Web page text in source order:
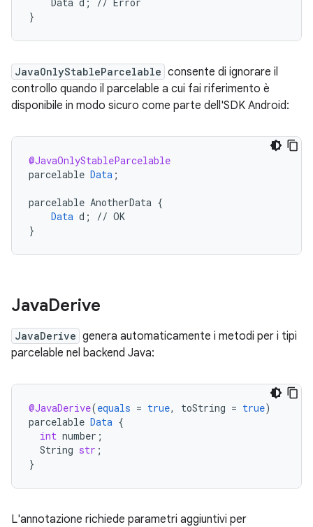
JavaOnlyStableParcelable consente di ignorare il
controllo quando il parcelable a cui fai riferimento è
disponibile in modo sicuro come parte dell'SDK Android:
@JavaOnlyStableParcelable
parcelable Data ;
parcelable AnotherData {
Data d ; // OK
}
JavaDerive
JavaDerive genera automaticamente i metodi per i tipi
parcelable nel backend Java:
@JavaDerive(equals = true, toString = true)
parcelable Data {
int number ;
String str ;
}
L'annotazione richiede parametri aggiuntivi per